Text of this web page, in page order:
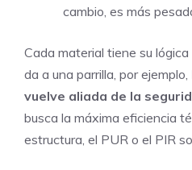
cambio, es más
Cada material tiene su
da a una parrilla, por ejemplo,
vuelve aliada de la
busca la máxima eficiencia
estructura, el PUR o el PIR